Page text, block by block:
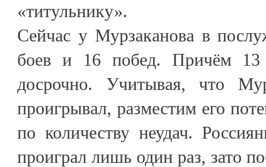
«титульнику».
Сейчас у Мурзаканова в
боев и 16 побед. Причём
досрочно. Учитывая, что
проигрывал, разместим его
по количеству неудач.
проиграл лишь один раз, зато